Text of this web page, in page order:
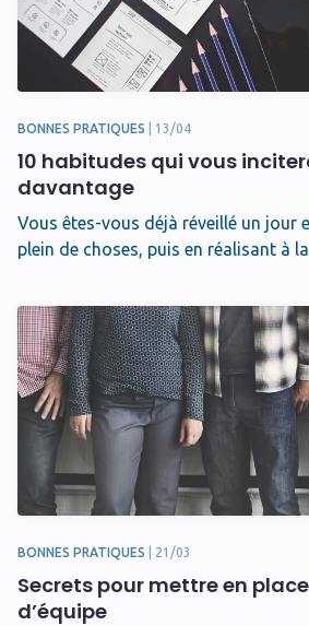
Vie Bulldozair
Actualités Bonnes pratiques
Avec vidéo Sans
BONNES PRATIQUES 13/04
10 habitudes qui vous
davantage
Vous êtes-vous déjà réveillé un jour
plein de choses, puis en réalisant à
BONNES PRATIQUES 21/03
Secrets pour mettre en
d’équipe